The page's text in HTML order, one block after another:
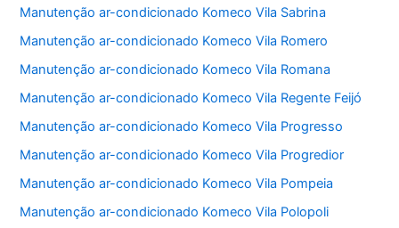
Manutenção ar-condicionado Komeco Vila Sabrina
Manutenção ar-condicionado Komeco Vila Romero
Manutenção ar-condicionado Komeco Vila Romana
Manutenção ar-condicionado Komeco Vila Regente Feijó
Manutenção ar-condicionado Komeco Vila Progresso
Manutenção ar-condicionado Komeco Vila Progredior
Manutenção ar-condicionado Komeco Vila Pompeia
Manutenção ar-condicionado Komeco Vila Polopoli